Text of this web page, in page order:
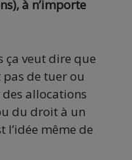
à n’importe
ça veut dire que
pas de tuer ou
des allocations
du droit à un
l’idée même de